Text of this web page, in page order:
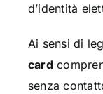
d’identità
Ai sensi di
card
senza